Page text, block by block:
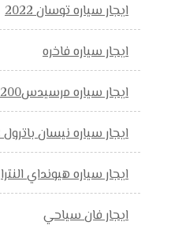
ايجار سياره توسان 2022
ايجار سياره فاخره
ايجار سياره مرسيدسE200 بالسائق
ايجار سياره نيسان باترول 2022
ايجار سياره هيونداي النترا
ايجار فان سياحي